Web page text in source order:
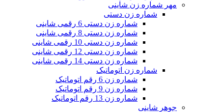
مهر شماره زن شاینی
شماره زن دستی
شماره زن دستی 6 رقمی شاینی
شماره زن دستی 8 رقمی شاینی
شماره زن دستی 10 رقمی شاینی
شماره زن دستی 12 رقمی شاینی
شماره زن دستی 14 رقمی شاینی
شماره زن اتوماتیک
شماره زن 6 رقم اتوماتیک
شماره زن 9 رقم اتوماتیک
شماره زن 13 رقم اتوماتیک
جوهر شاینی